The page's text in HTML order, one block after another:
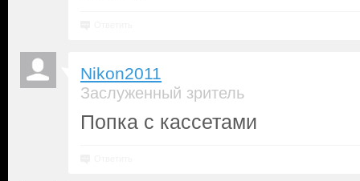
Nikon2011
Заслуженный зритель
Попка с кассетами